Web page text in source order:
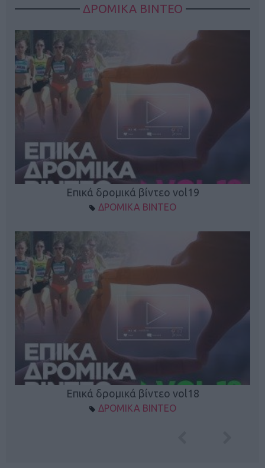
ΔΡΟΜΙΚΑ ΒΙΝΤΕΟ
Επικά δρομικά βίντεο vol19
ΔΡΟΜΙΚΑ ΒΙΝΤΕΟ
Επικά δρομικά βίντεο vol18
ΔΡΟΜΙΚΑ ΒΙΝΤΕΟ